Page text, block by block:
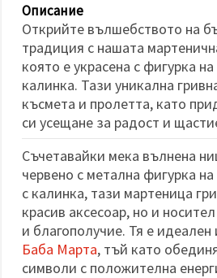
избереш
дадения
"бисквитки"
и кликнеш
"Запази"
Приеми
всички
Настройки
на
бисквитките
Описание
Открийте вълшебството на
традиция с нашата
която е украсена с фигурка
калинка. Тази уникална
късмета и пролетта, като
си усещане за радост и
Съчетавайки мека вълнена
червено с метална фигурка
с калинка, тази мартеница
красив аксесоар, но и
и благополучие. Тя е идеален
Баба Марта, тъй като
символи с положителна